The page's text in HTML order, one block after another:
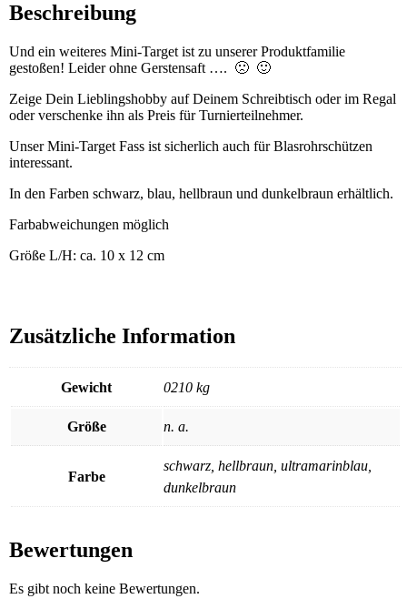
Beschreibung
Und ein weiteres Mini-Target ist zu unserer Produktfamilie
gestoßen! Leider ohne Gerstensaft …. 🙁 🙂
Zeige Dein Lieblingshobby auf Deinem Schreibtisch oder im Regal
oder verschenke ihn als Preis für Turnierteilnehmer.
Unser Mini-Target Fass ist sicherlich auch für Blasrohrschützen
interessant.
In den Farben schwarz, blau, hellbraun und dunkelbraun erhältlich.
Farbabweichungen möglich
Größe L/H: ca. 10 x 12 cm
Zusätzliche Information
Gewicht 0210 kg
Größe n. a.
Farbe
schwarz, hellbraun, ultramarinblau,
dunkelbraun
Bewertungen
Es gibt noch keine Bewertungen.